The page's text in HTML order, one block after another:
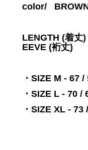
color/
LENGTH (着丈
EEVE (裄丈)
・SIZE M - 67
・SIZE L - 70 /
・SIZE XL - 73